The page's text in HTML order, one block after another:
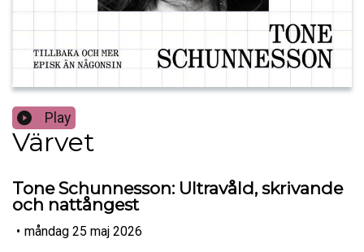
Play
Värvet
Tone Schunnesson: Ultravåld, skrivande
och nattångest
• måndag 25 maj 2026